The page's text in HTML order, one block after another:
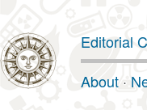
Editorial
About ·